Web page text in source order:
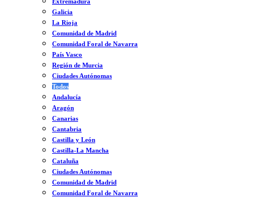
Galicia
La Rioja
Comunidad de Madrid
Comunidad Foral de Navarra
País Vasco
Región de Murcia
Ciudades Autónomas
Todos
Andalucía
Aragón
Canarias
Cantabria
Castilla y León
Castilla-La Mancha
Cataluña
Ciudades Autónomas
Comunidad de Madrid
Comunidad Foral de Navarra